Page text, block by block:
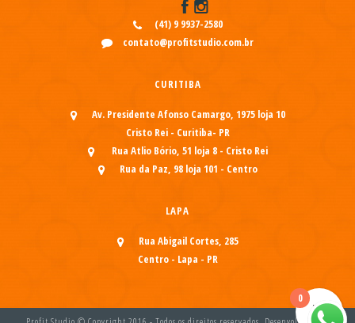
(41) 9 9937-2580
contato@profitstudio.com.br
CURITIBA
Av. Presidente Afonso Camargo, 1975 loja 10
Cristo Rei - Curitiba- PR
Rua Atlio Bório, 51 loja 8 - Cristo Rei
Rua da Paz, 98 loja 101 - Centro
LAPA
Rua Abigail Cortes, 285
Centro - Lapa - PR
0